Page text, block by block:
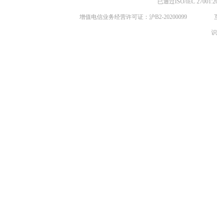
已通过ISO/IEC
增值电信业务经营许可证：沪B2-20200099